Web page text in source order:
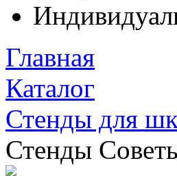
Главная
Каталог
Стенды для
Стенды